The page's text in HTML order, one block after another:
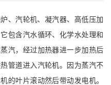
汽轮机、凝汽器、高低压加
包含汽水循环、化学水处理和
汽，经过加热器进一步加热后
管道进入汽轮机。因为蒸汽不
的叶片滚动然后带动发电机。